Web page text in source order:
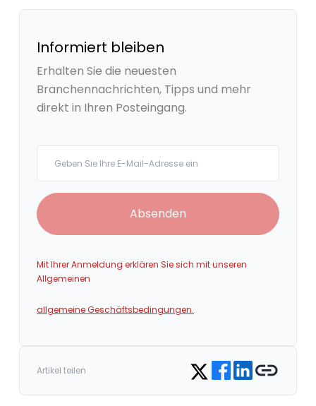
Informiert bleiben
Erhalten Sie die neuesten
Branchennachrichten, Tipps und mehr
direkt in Ihren Posteingang.
Absenden
Mit Ihrer Anmeldung erklären Sie sich mit unseren
Allgemeinen
allgemeine Geschäftsbedingungen.
Artikel teilen Share on Twitter
Share on Facebook
Share on LinkedIn
Copy link